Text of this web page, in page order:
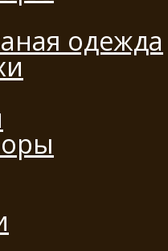
одежда